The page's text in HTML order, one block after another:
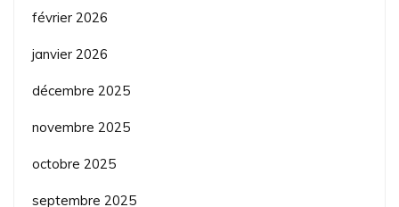
février 2026
janvier 2026
décembre 2025
novembre 2025
octobre 2025
septembre 2025